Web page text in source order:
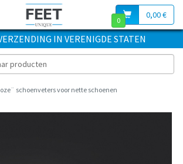
0,00 €
0
IN VERENIGDE STATEN
schoenveters voor nette schoenen